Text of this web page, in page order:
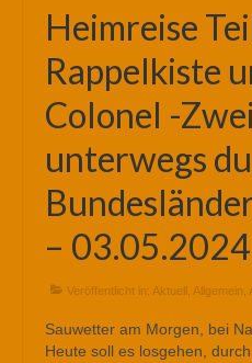
Heimreise
Rappelkiste
Colonel -
unterwegs
– 03.05.2024
Veröffentlicht in: Aktuell Allgemein
Sauwetter am Morgen, bei
Heute soll es losgehen,